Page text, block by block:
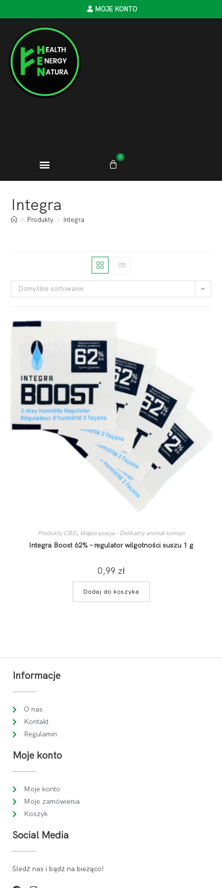
MOJE KONTO
0
Integra
> Produkty > Integra
Domyślne sortowanie
Produkty CBD, Waporyzacja – Delikatny aromat konopi
Integra Boost 62% – regulator wilgotności suszu 1 g
0,99 zł
Dodaj do koszyka
Informacje
O nas
Kontakt
Regulamin
Moje konto
Moje konto
Moje zamówienia
Koszyk
Social Media
Śledź nas i bądź na bieżąco!